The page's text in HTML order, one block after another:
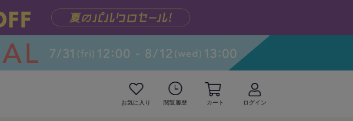
お気に入り 閲覧履歴 カート ログイン